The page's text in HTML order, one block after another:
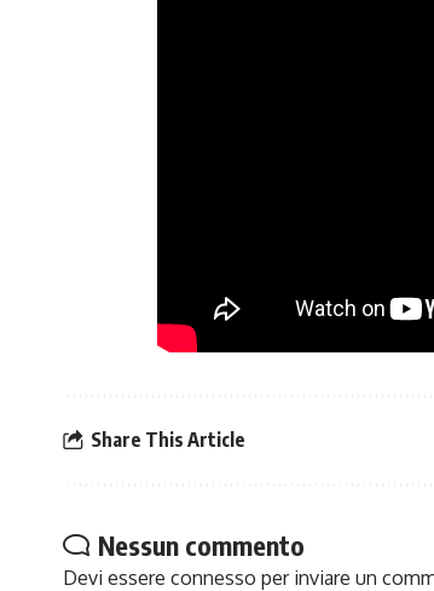
Share This Article
Nessun commento
Devi essere connesso per inviare un